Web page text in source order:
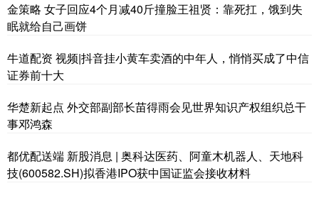
金策略 女子回应4个月减40斤撞脸王祖贤：靠死扛，饿到失
眠就给自己画饼
牛道配资 视频|抖音挂小黄车卖酒的中年人，悄悄买成了中信
证券前十大
华楚新起点 外交部副部长苗得雨会见世界知识产权组织总干
事邓鸿森
都优配送端 新股消息 | 奥科达医药、阿童木机器人、天地科
技(600582.SH)拟香港IPO获中国证监会接收材料